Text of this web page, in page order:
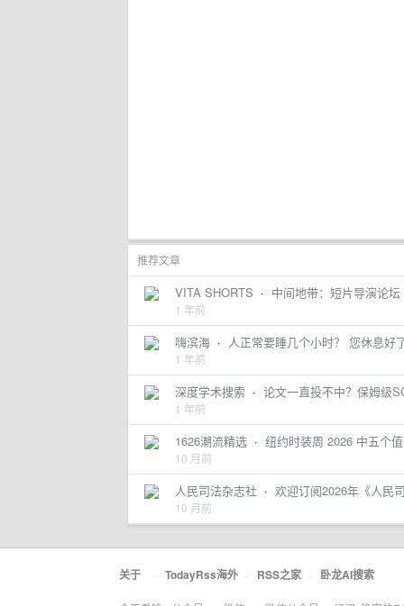
推荐文章
VITA SHORTS · 中间地带：短片导演论
1 年前
嗨滨海 · 人正常要睡几个小时？ 您休息好
1 年前
深度学术搜索 · 论文一直投不中？保姆级
1 年前
1626潮流精选 · 纽约时装周 2026 中五个
10 月前
人民司法杂志社 · 欢迎订阅2026年《人民
10 月前
关于 · TodayRss海外 · RSS之家 · 卧龙AI搜索